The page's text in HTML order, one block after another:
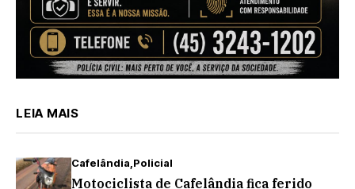
LEIA MAIS
Cafelândia Policial
Motociclista de Cafelândia fica ferido